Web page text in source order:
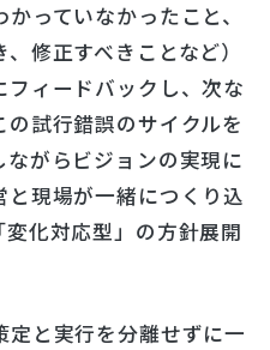
っていなかったこと、
修正すべきことなど）
ィードバックし、次な
試行錯誤のサイクルを
がらビジョンの実現に
現場が一緒につくり込
化対応型」の方針展開
定と実行を分離せずに一